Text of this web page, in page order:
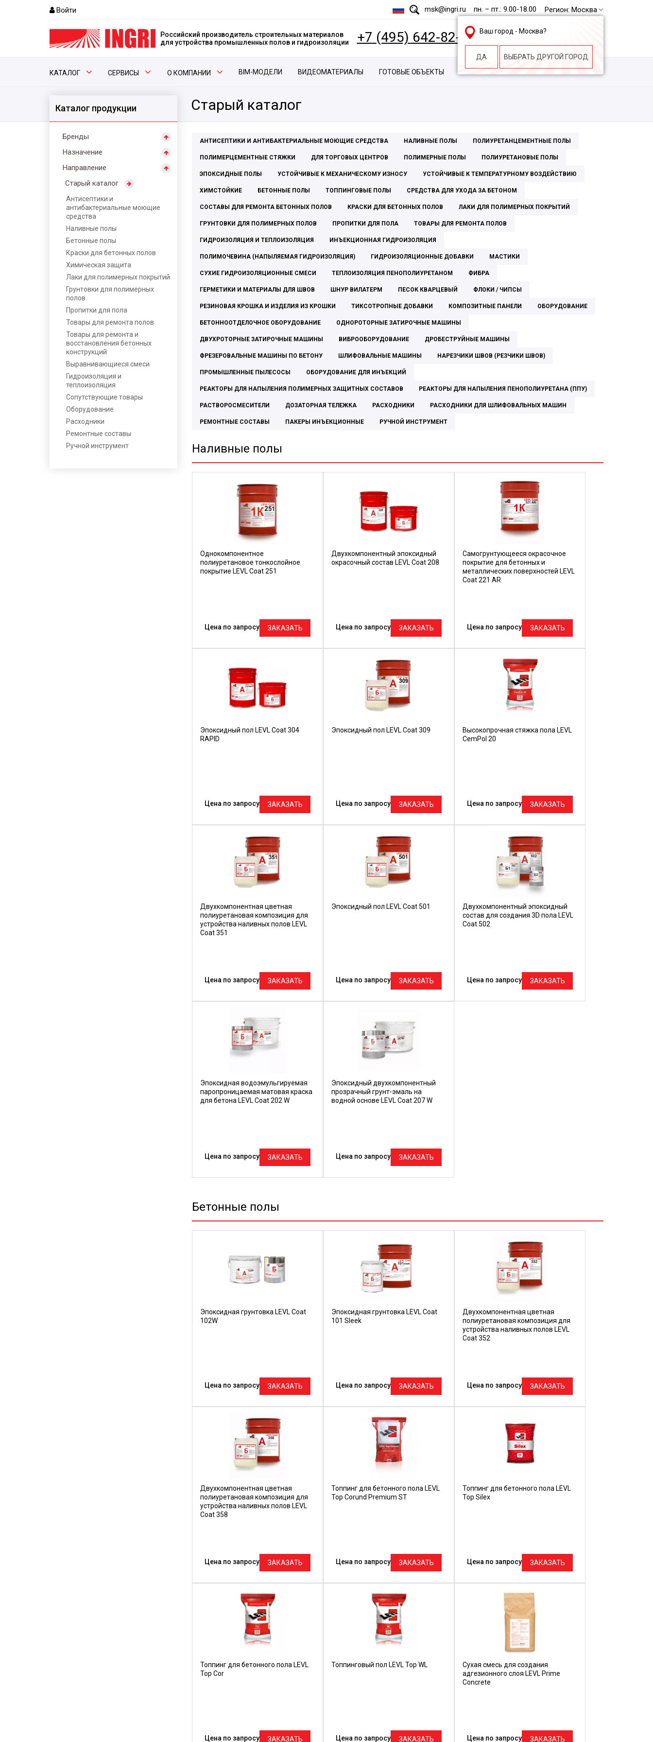
Войти msk@ingri.ru пн. – пт.: 9.00-18.00 Регион: Москва
Ваш город - Москва?
ДА ВЫБРАТЬ ДРУГОЙ ГОРОД
Российский производитель строительных материалов
для устройства промышленных полов и гидроизоляции
+7 (495) 642-82-62
КАТАЛОГ СЕРВИСЫ О КОМПАНИИ BIM-МОДЕЛИ ВИДЕОМАТЕРИАЛЫ ГОТОВЫЕ ОБЪЕКТЫ
Старый каталог
Каталог продукции
Бренды
Назначение
Направление
Старый каталог
Антисептики и
антибактериальные моющие
средства
Наливные полы
Бетонные полы
Краски для бетонных полов
Химическая защита
Лаки для полимерных покрытий
Грунтовки для полимерных
полов
Пропитки для пола
Товары для ремонта полов
Товары для ремонта и
восстановления бетонных
конструкций
Выравнивающиеся смеси
Гидроизоляция и
теплоизоляция
Сопутствующие товары
Оборудование
Расходники
Ремонтные составы
Ручной инструмент
АНТИСЕПТИКИ И АНТИБАКТЕРИАЛЬНЫЕ МОЮЩИЕ СРЕДСТВА НАЛИВНЫЕ ПОЛЫ ПОЛИУРЕТАНЦЕМЕНТНЫЕ ПОЛЫ
ПОЛИМЕРЦЕМЕНТНЫЕ СТЯЖКИ ДЛЯ ТОРГОВЫХ ЦЕНТРОВ ПОЛИМЕРНЫЕ ПОЛЫ ПОЛИУРЕТАНОВЫЕ ПОЛЫ
ЭПОКСИДНЫЕ ПОЛЫ УСТОЙЧИВЫЕ К МЕХАНИЧЕСКОМУ ИЗНОСУ УСТОЙЧИВЫЕ К ТЕМПЕРАТУРНОМУ ВОЗДЕЙСТВИЮ
ХИМСТОЙКИЕ БЕТОННЫЕ ПОЛЫ ТОППИНГОВЫЕ ПОЛЫ СРЕДСТВА ДЛЯ УХОДА ЗА БЕТОНОМ
СОСТАВЫ ДЛЯ РЕМОНТА БЕТОННЫХ ПОЛОВ КРАСКИ ДЛЯ БЕТОННЫХ ПОЛОВ ЛАКИ ДЛЯ ПОЛИМЕРНЫХ ПОКРЫТИЙ
ГРУНТОВКИ ДЛЯ ПОЛИМЕРНЫХ ПОЛОВ ПРОПИТКИ ДЛЯ ПОЛА ТОВАРЫ ДЛЯ РЕМОНТА ПОЛОВ
ГИДРОИЗОЛЯЦИЯ И ТЕПЛОИЗОЛЯЦИЯ ИНЪЕКЦИОННАЯ ГИДРОИЗОЛЯЦИЯ
ПОЛИМОЧЕВИНА (НАПЫЛЯЕМАЯ ГИДРОИЗОЛЯЦИЯ) ГИДРОИЗОЛЯЦИОННЫЕ ДОБАВКИ МАСТИКИ
СУХИЕ ГИДРОИЗОЛЯЦИОННЫЕ СМЕСИ ТЕПЛОИЗОЛЯЦИЯ ПЕНОПОЛИУРЕТАНОМ ФИБРА
ГЕРМЕТИКИ И МАТЕРИАЛЫ ДЛЯ ШВОВ ШНУР ВИЛАТЕРМ ПЕСОК КВАРЦЕВЫЙ ФЛОКИ / ЧИПСЫ
РЕЗИНОВАЯ КРОШКА И ИЗДЕЛИЯ ИЗ КРОШКИ ТИКСОТРОПНЫЕ ДОБАВКИ КОМПОЗИТНЫЕ ПАНЕЛИ ОБОРУДОВАНИЕ
БЕТОННООТДЕЛОЧНОЕ ОБОРУДОВАНИЕ ОДНОРОТОРНЫЕ ЗАТИРОЧНЫЕ МАШИНЫ
ДВУХРОТОРНЫЕ ЗАТИРОЧНЫЕ МАШИНЫ ВИБРООБОРУДОВАНИЕ ДРОБЕСТРУЙНЫЕ МАШИНЫ
ФРЕЗЕРОВАЛЬНЫЕ МАШИНЫ ПО БЕТОНУ ШЛИФОВАЛЬНЫЕ МАШИНЫ НАРЕЗЧИКИ ШВОВ (РЕЗЧИКИ ШВОВ)
ПРОМЫШЛЕННЫЕ ПЫЛЕСОСЫ ОБОРУДОВАНИЕ ДЛЯ ИНЪЕКЦИЙ
РЕАКТОРЫ ДЛЯ НАПЫЛЕНИЯ ПОЛИМЕРНЫХ ЗАЩИТНЫХ СОСТАВОВ РЕАКТОРЫ ДЛЯ НАПЫЛЕНИЯ ПЕНОПОЛИУРЕТАНА (ППУ)
РАСТВОРОСМЕСИТЕЛИ ДОЗАТОРНАЯ ТЕЛЕЖКА РАСХОДНИКИ РАСХОДНИКИ ДЛЯ ШЛИФОВАЛЬНЫХ МАШИН
РЕМОНТНЫЕ СОСТАВЫ ПАКЕРЫ ИНЪЕКЦИОННЫЕ РУЧНОЙ ИНСТРУМЕНТ
Наливные полы
Однокомпонентное
полиуретановое тонкослойное
покрытие LEVL Coat 251
Цена по запросу ЗАКАЗАТЬ
Двухкомпонентный эпоксидный
окрасочный состав LEVL Coat 208
Цена по запросу ЗАКАЗАТЬ
Самогрунтующееся окрасочное
покрытие для бетонных и
металлических поверхностей LEVL
Coat 221 AR
Цена по запросу ЗАКАЗАТЬ
Эпоксидный пол LEVL Coat 304
RAPID
Цена по запросу ЗАКАЗАТЬ
Эпоксидный пол LEVL Coat 309
Цена по запросу ЗАКАЗАТЬ
Высокопрочная стяжка пола LEVL
CemPol 20
Цена по запросу ЗАКАЗАТЬ
Двухкомпонентная цветная
полиуретановая композиция для
устройства наливных полов LEVL
Coat 351
Цена по запросу ЗАКАЗАТЬ
Эпоксидный пол LEVL Coat 501
Цена по запросу ЗАКАЗАТЬ
Двухкомпонентный эпоксидный
состав для создания 3D пола LEVL
Coat 502
Цена по запросу ЗАКАЗАТЬ
Эпоксидная водоэмульгируемая
паропроницаемая матовая краска
для бетона LEVL Coat 202 W
Цена по запросу ЗАКАЗАТЬ
Эпоксидный двухкомпонентный
прозрачный грунт-эмаль на
водной основе LEVL Coat 207 W
Цена по запросу ЗАКАЗАТЬ
Бетонные полы
Эпоксидная грунтовка LEVL Coat
102W
Цена по запросу ЗАКАЗАТЬ
Эпоксидная грунтовка LEVL Coat
101 Sleek
Цена по запросу ЗАКАЗАТЬ
Двухкомпонентная цветная
полиуретановая композиция для
устройства наливных полов LEVL
Coat 352
Цена по запросу ЗАКАЗАТЬ
Двухкомпонентная цветная
полиуретановая композиция для
устройства наливных полов LEVL
Coat 358
Цена по запросу ЗАКАЗАТЬ
Топпинг для бетонного пола LEVL
Top Corund Premium ST
Цена по запросу ЗАКАЗАТЬ
Топпинг для бетонного пола LEVL
Top Silex
Цена по запросу ЗАКАЗАТЬ
Топпинг для бетонного пола LEVL
Top Cor
Цена по запросу ЗАКАЗАТЬ
Топпинговый пол LEVL Top WL
Цена по запросу ЗАКАЗАТЬ
Cухая смесь для создания
адгезионного слоя LEVL Prime
Concrete
Цена по запросу ЗАКАЗАТЬ